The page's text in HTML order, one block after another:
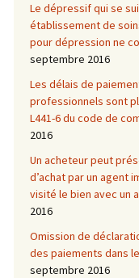
Le dépressif qui se
établissement de
pour dépression ne
septembre 2016
Les délais de
professionnels sont
L441-6 du code de
2016
Un acheteur peut
d’achat par un agent
visité le bien avec un
2016
Omission de
des paiements dans
septembre 2016